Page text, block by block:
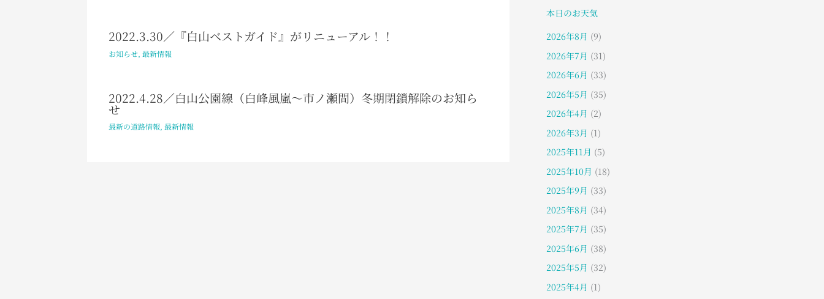
2022.3.30／『白山ベストガイド』がリニューアル！！
お知らせ, 最新情報
2022.4.28／白山公園線（白峰風嵐～市ノ瀬間）冬期閉鎖解除のお知ら
せ
最新の道路情報, 最新情報
本日のお天気
2026年8月 (9)
2026年7月 (31)
2026年6月 (33)
2026年5月 (35)
2026年4月 (2)
2026年3月 (1)
2025年11月 (5)
2025年10月 (18)
2025年9月 (33)
2025年8月 (34)
2025年7月 (35)
2025年6月 (38)
2025年5月 (32)
2025年4月 (1)